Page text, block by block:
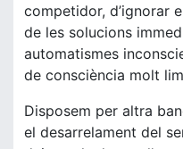
competidor, d’ignorar
de les solucions
automatismes
de consciència molt
Disposem per altra
el desarrelament del